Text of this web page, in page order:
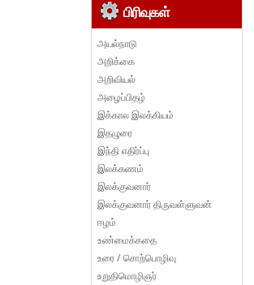
பிரிவுகள்
அயல்நாடு
அறிக்கை
அறிவியல்
அழைப்பிதழ்
இக்கால இலக்கியம்
இதழுரை
இந்தி எதிர்ப்பு
இலக்கணம்
இலக்குவனார்
இலக்குவனார் திருவள்ளுவன்
ஈழம்
உண்மைக்கதை
உரை / சொற்பொழிவு
உறுதிமொழிஞர்